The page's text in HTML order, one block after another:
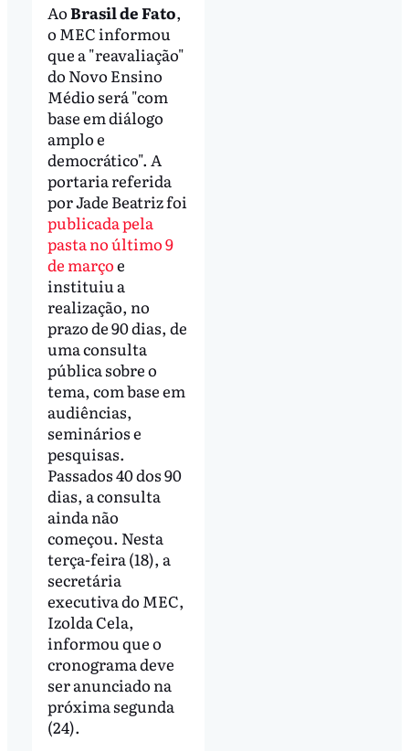
AoBrasil de Fato,
o MEC informou
que a "reavaliação"
do Novo Ensino
Médio será "com
base em diálogo
amplo e
democrático". A
portaria referida
por Jade Beatriz foi
publicada pela
pasta no último 9
de marçoe
instituiu a
realização, no
prazo de 90 dias, de
uma consulta
pública sobre o
tema, com base em
audiências,
seminários e
pesquisas.
Passados 40 dos 90
dias, a consulta
ainda não
começou. Nesta
terça-feira (18), a
secretária
executiva do MEC,
Izolda Cela,
informou que o
cronograma deve
ser anunciado na
próxima segunda
(24).